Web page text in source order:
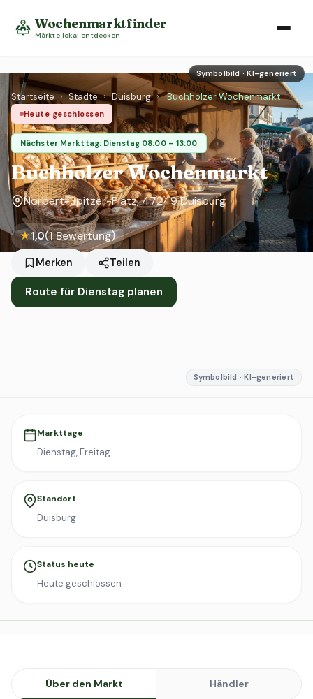
Wochenmarktfinder
Märkte lokal entdecken
Symbolbild · KI-generiert
Startseite › Städte › Duisburg › Buchholzer Wochenmarkt
Heute geschlossen
Nächster Markttag: Dienstag 08:00 – 13:00
Buchholzer Wochenmarkt
Norbert-Spitzer-Platz, 47249 Duisburg
★1,0(1 Bewertung)
Merken Teilen
Route für Dienstag planen
Symbolbild · KI-generiert
Markttage
Dienstag, Freitag
Standort
Duisburg
Status heute
Heute geschlossen
Über den Markt Händler